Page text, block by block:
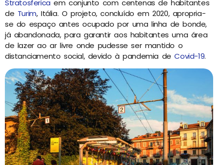
Stratosferica em conjunto com centenas de habitantes
de Turim, Itália. O projeto, concluído em 2020, apropria-
se do espaço antes ocupado por uma linha de bonde,
já abandonada, para garantir aos habitantes uma área
de lazer ao ar livre onde pudesse ser mantido o
distanciamento social, devido à pandemia deCovid-19.